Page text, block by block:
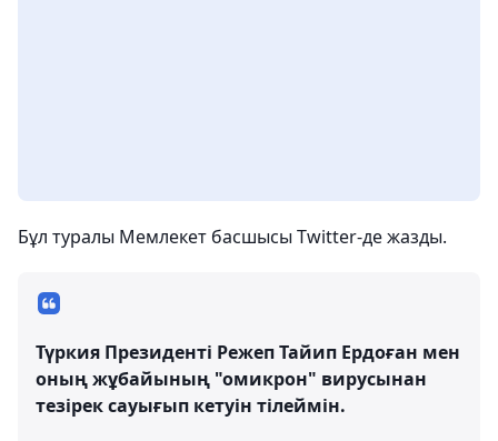
Бұл туралы Мемлекет басшысы Twitter-де жазды.
Түркия Президенті Режеп Тайип Ердоған мен
оның жұбайының "омикрон" вирусынан
тезірек сауығып кетуін тілеймін.